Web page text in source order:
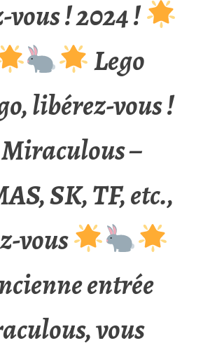
! 2024 !
Lego
libérez-vous !
Miraculous –
SK, TF, etc.,
vous
entrée
vous